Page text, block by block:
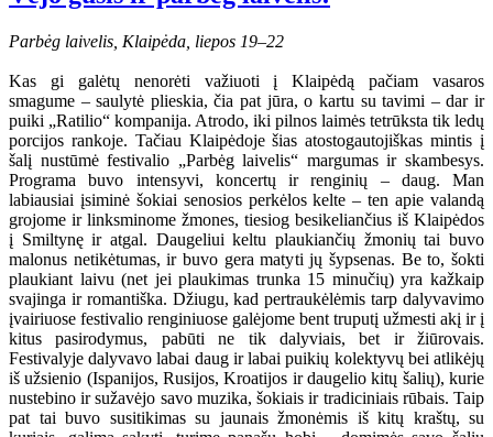
Parbėg laivelis, Klaipėda, liepos 19–22
Kas gi galėtų nenorėti važiuoti į Klaipėdą pačiam vasaros
smagume – saulytė plieskia, čia pat jūra, o kartu su tavimi – dar ir
puiki „Ratilio“ kompanija. Atrodo, iki pilnos laimės tetrūksta tik ledų
porcijos rankoje. Tačiau Klaipėdoje šias atostogautojiškas mintis į
šalį nustūmė festivalio „Parbėg laivelis“ margumas ir skambesys.
Programa buvo intensyvi, koncertų ir renginių – daug. Man
labiausiai įsiminė šokiai senosios perkėlos kelte – ten apie valandą
grojome ir linksminome žmones, tiesiog besikeliančius iš Klaipėdos
į Smiltynę ir atgal. Daugeliui keltu plaukiančių žmonių tai buvo
malonus netikėtumas, ir buvo gera matyti jų šypsenas. Be to, šokti
plaukiant laivu (net jei plaukimas trunka 15 minučių) yra kažkaip
svajinga ir romantiška. Džiugu, kad pertraukėlėmis tarp dalyvavimo
įvairiuose festivalio renginiuose galėjome bent truputį užmesti akį ir į
kitus pasirodymus, pabūti ne tik dalyviais, bet ir žiūrovais.
Festivalyje dalyvavo labai daug ir labai puikių kolektyvų bei atlikėjų
iš užsienio (Ispanijos, Rusijos, Kroatijos ir daugelio kitų šalių), kurie
nustebino ir sužavėjo savo muzika, šokiais ir tradiciniais rūbais. Taip
pat tai buvo susitikimas su jaunais žmonėmis iš kitų kraštų, su